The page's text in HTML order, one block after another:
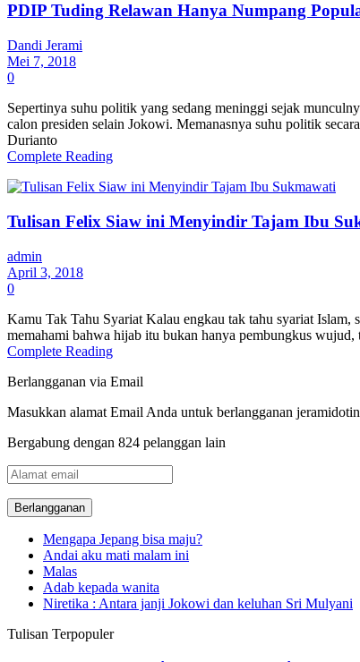
PDIP Tuding Relawan Hanya Numpang
Dandi Jerami
Mei 7, 2018
0
Sepertinya suhu politik yang sedang meninggi sejak
calon presiden selain Jokowi. Memanasnya suhu politik
Durianto
Complete Reading
Tulisan Felix Siaw ini Menyindir Tajam Ibu
admin
April 3, 2018
0
Kamu Tak Tahu Syariat Kalau engkau tak tahu syariat Islam,
memahami bahwa hijab itu bukan hanya pembungkus
Complete Reading
Berlangganan via Email
Masukkan alamat Email Anda untuk berlangganan
Bergabung dengan 824 pelanggan lain
Alamat
email
Mengapa Jepang bisa maju?
Andai aku mati malam ini
Malas
Adab kepada wanita
Niretika : Antara janji Jokowi dan keluhan Sri Mulyani
Tulisan Terpopuler